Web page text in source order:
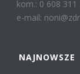
kom.: 0 608 311
e-mail:
NAJNOWSZE